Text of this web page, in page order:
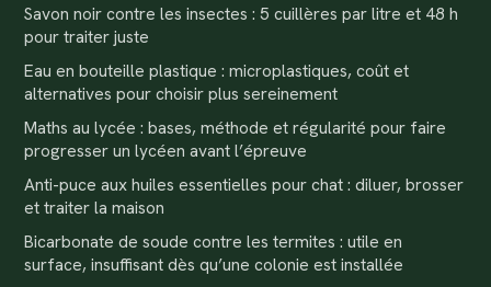
Savon noir contre les insectes : 5 cuillères par litre et 48 h
pour traiter juste
Eau en bouteille plastique : microplastiques, coût et
alternatives pour choisir plus sereinement
Maths au lycée : bases, méthode et régularité pour faire
progresser un lycéen avant l’épreuve
Anti-puce aux huiles essentielles pour chat : diluer, brosser
et traiter la maison
Bicarbonate de soude contre les termites : utile en
surface, insuffisant dès qu’une colonie est installée